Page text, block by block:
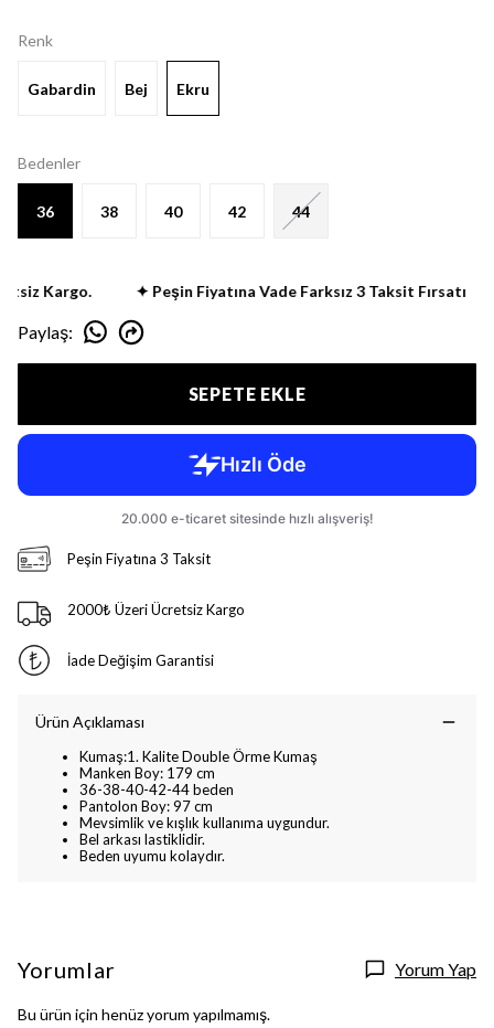
Renk
Gabardin Bej Ekru
Bedenler
36 38 40 42 44
Kargo. ✦ Peşin Fiyatına Vade Farksız 3 Taksit Fırsatı
Paylaş:
SEPETE EKLE
Peşin Fiyatına 3 Taksit
2000₺ Üzeri Ücretsiz Kargo
İade Değişim Garantisi
Ürün Açıklaması
Kumaş:1. Kalite Double Örme Kumaş
Manken Boy: 179 cm
36-38-40-42-44 beden
Pantolon Boy: 97 cm
Mevsimlik ve kışlık kullanıma uygundur.
Bel arkası lastiklidir.
Beden uyumu kolaydır.
Yorumlar Yorum Yap
Bu ürün için henüz yorum yapılmamış.